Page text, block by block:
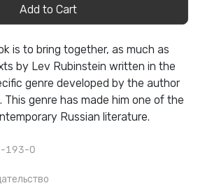
Add to Cart
is to bring together, as much as
by Lev Rubinstein written in the
genre developed by the author
genre has made him one of the
Russian literature.
193-0